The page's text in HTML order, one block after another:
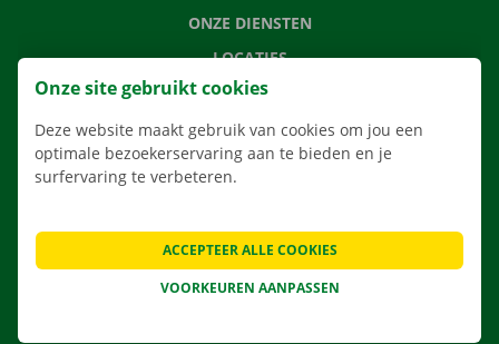
ONZE DIENSTEN
LOCATIES
APP
VERHUISOPLOSSINGEN
CONTACTEER ONS
VEELGESTELDE VRAGEN
Onze site gebruikt cookies
Deze website maakt gebruik van cookies om jou een
optimale bezoekerservaring aan te bieden en je
surfervaring te verbeteren.
VOORKEUREN AANPASSEN
ACCEPTEER ALLE COOKIES